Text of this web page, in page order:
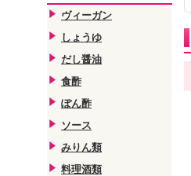
ヴィーガン
しょうゆ
だし醤油
食酢
ぽん酢
ソース
みりん類
料理酒類